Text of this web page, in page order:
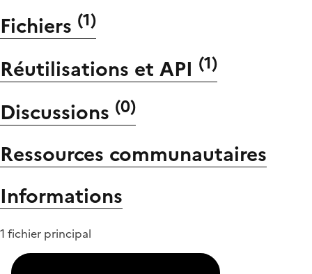
Fichiers (1)
Réutilisations et API (1)
Discussions (0)
Ressources communautaires
Informations
1 fichier principal